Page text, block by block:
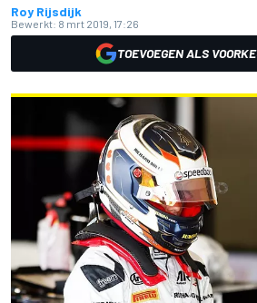
Roy Rijsdijk
Bewerkt: 8 mrt 2019, 17:26
TOEVOEGEN ALS